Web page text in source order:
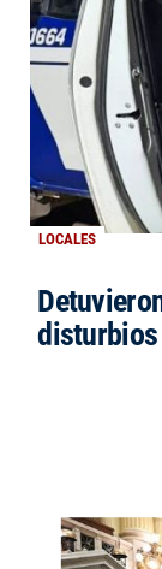
LOCALES
disturbios